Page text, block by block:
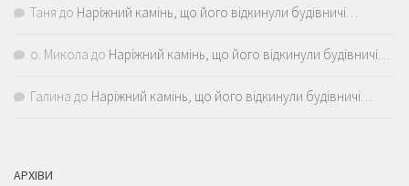
Таня до Наріжний камінь, що його відкинули будівничі…
о. Микола до Наріжний камінь, що його відкинули будівничі…
Галина до Наріжний камінь, що його відкинули будівничі…
АРХІВИ